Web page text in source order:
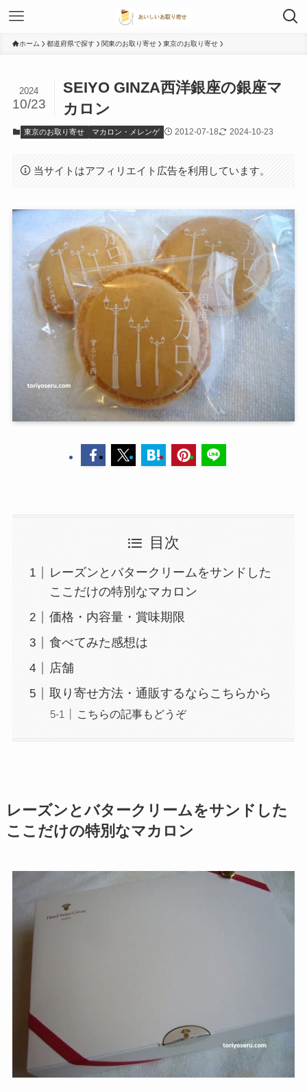
ホーム 都道府県で探す 関東のお取り寄せ 東京のお取り寄せ
SEIYO GINZA西洋銀座の銀座マ
カロン
2024
10/23
東京のお取り寄せ マカロン・メレンゲ 2012-07-18 2024-10-23
当サイトはアフィリエイト広告を利用しています。
目次
レーズンとバタークリームをサンドした
ここだけの特別なマカロン
価格・内容量・賞味期限
食べてみた感想は
店舗
取り寄せ方法・通販するならこちらから
こちらの記事もどうぞ
レーズンとバタークリームをサンドした
ここだけの特別なマカロン